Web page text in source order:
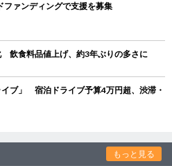
ァンディングで支援を募集
飲食料品値上げ、約3年ぶりの多さに
ブ」 宿泊ドライブ予算4万円超、渋滞・
もっと見る